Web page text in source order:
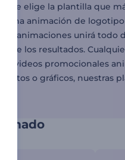
elige la plantilla que
una animación de
animaciones unirá todo
los resultados.
videos promocionales
o gráficos, nuestras